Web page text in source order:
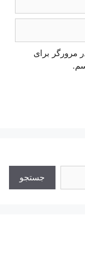
مرورگر برای
جستجو